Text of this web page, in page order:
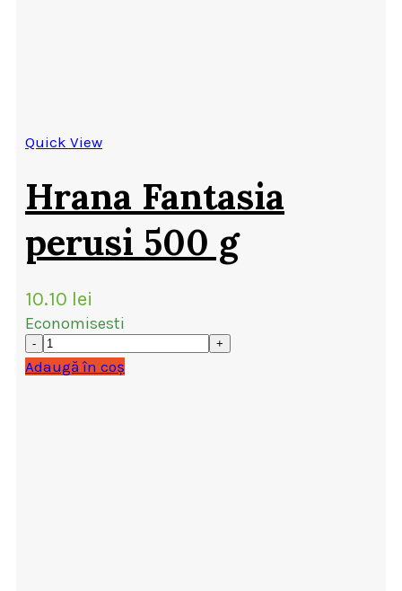
Quick View
Hrana Fantasia
perusi 500 g
10.10 lei
Economisesti
Adaugă în coș